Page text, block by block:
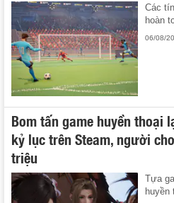
Các
hoàn
06/08/
Bom tấn game huyền thoại
kỷ lục trên Steam, người
triệu
Tựa